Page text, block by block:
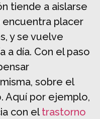
tiende a aislarse
encuentra placer
y se vuelve
a día. Con el paso
sobre el
Aquí por ejemplo,
con eltrastorno